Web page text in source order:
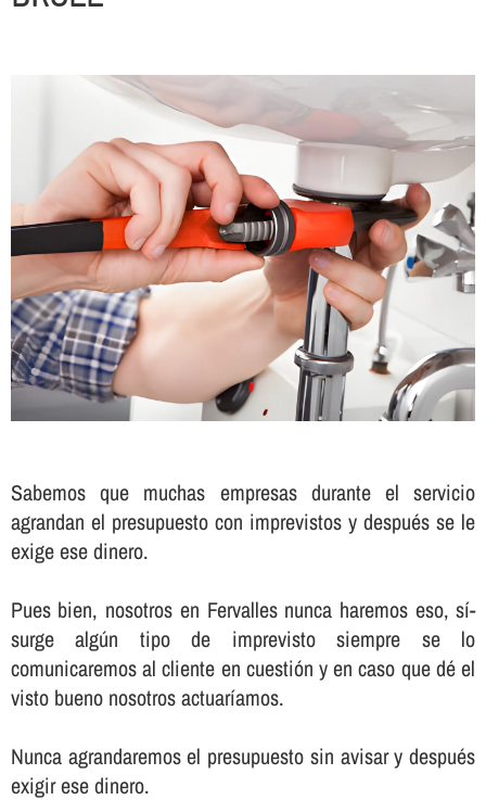
Sabemos que muchas empresas durante el servicio
agrandan el presupuesto con imprevistos y después se le
exige ese dinero.
Pues bien, nosotros en Fervalles nunca haremos eso, sí­
surge algún tipo de imprevisto siempre se lo
comunicaremos al cliente en cuestión y en caso que dé el
visto bueno nosotros actuarí­amos.
Nunca agrandaremos el presupuesto sin avisar y después
exigir ese dinero.